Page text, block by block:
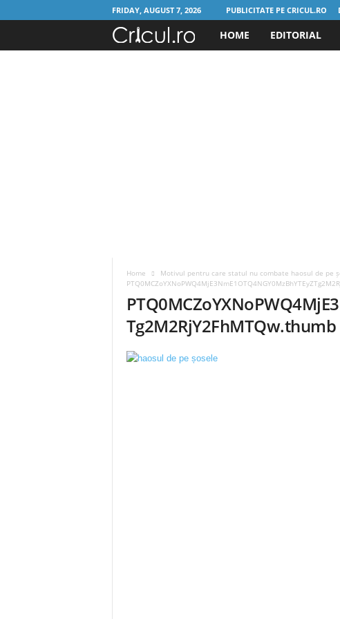
FRIDAY, AUGUST 7, 2026 PUBLICITATE PE CRICUL.RO
o
HOME EDITORIAL
Home
Motivul pentru care statul nu combate haosul de pe
Tg2M2RjY2FhMTQw.thumb